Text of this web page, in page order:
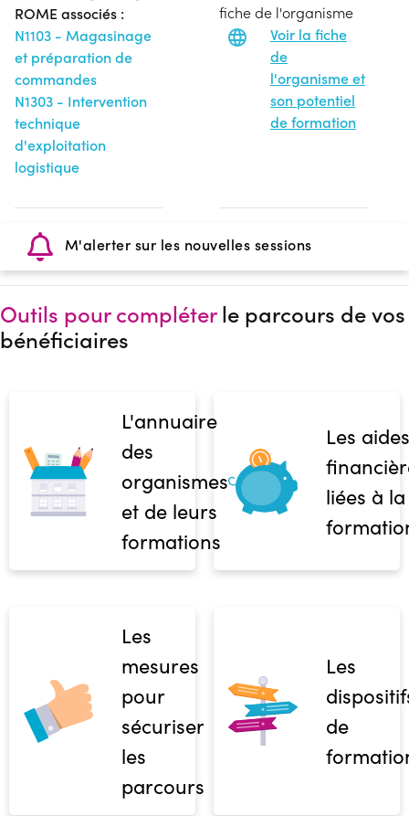
ROME associés :
N1103 - Magasinage
et préparation de
commandes
N1303 - Intervention
technique
d'exploitation
logistique
fiche de l'organisme
Voir la fiche
de
l'organisme et
son potentiel
de formation
M'alerter sur les nouvelles sessions
Outils pour compléterle parcours de vos
bénéficiaires
L'annuaire
des
organismes
et de leurs
formations
Les aides
liées à la
Les
mesures
pour
sécuriser
les
parcours
Les
de